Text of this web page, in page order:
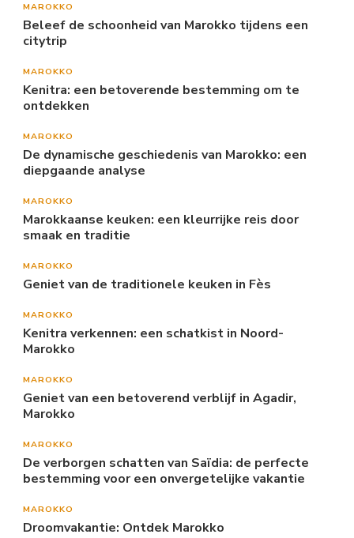
MAROKKO
Beleef de schoonheid van Marokko tijdens een
citytrip
MAROKKO
Kenitra: een betoverende bestemming om te
ontdekken
MAROKKO
De dynamische geschiedenis van Marokko: een
diepgaande analyse
MAROKKO
Marokkaanse keuken: een kleurrijke reis door
smaak en traditie
MAROKKO
Geniet van de traditionele keuken in Fès
MAROKKO
Kenitra verkennen: een schatkist in Noord-
Marokko
MAROKKO
Geniet van een betoverend verblijf in Agadir,
Marokko
MAROKKO
De verborgen schatten van Saïdia: de perfecte
bestemming voor een onvergetelijke vakantie
MAROKKO
Droomvakantie: Ontdek Marokko